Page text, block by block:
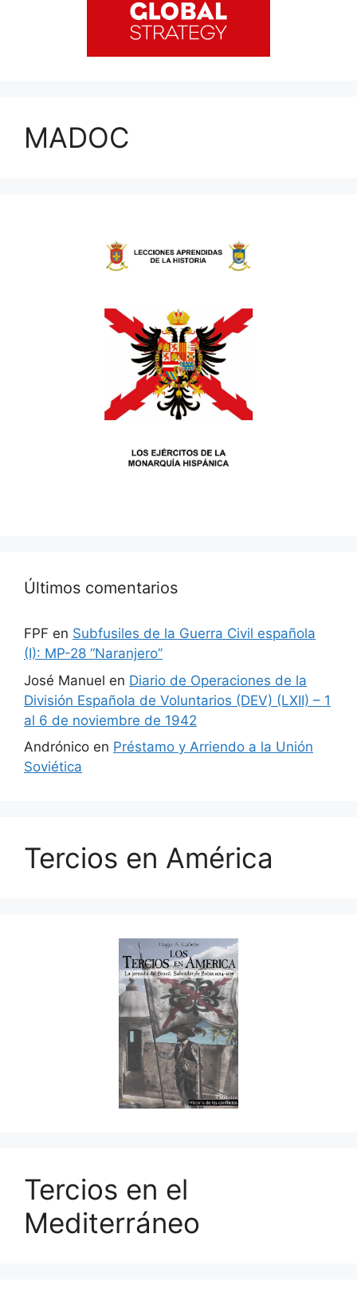
MADOC
Últimos comentarios
FPF en Subfusiles de la Guerra Civil española
(I): MP-28 “Naranjero”
José Manuel en Diario de Operaciones de la
División Española de Voluntarios (DEV) (LXII) – 1
al 6 de noviembre de 1942
Andrónico en Préstamo y Arriendo a la Unión
Soviética
Tercios en América
Tercios en el
Mediterráneo